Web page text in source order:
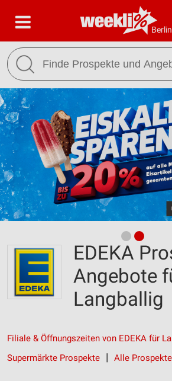
Berlin
EDEKA
Angebote
Langballig
Filiale & Öffnungszeiten von EDEKA für
Supermärkte Prospekte
Alle Prospekte